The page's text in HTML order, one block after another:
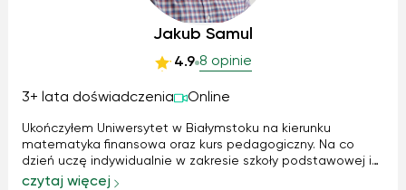
Jakub Samul
4.9 8 opinie
3+ lata doświadczenia Online
Ukończyłem Uniwersytet w Białymstoku na kierunku
matematyka finansowa oraz kurs pedagogiczny. Na co
dzień uczę indywidualnie w zakresie szkoły podstawowej i
liceum/technikum.
czytaj więcej